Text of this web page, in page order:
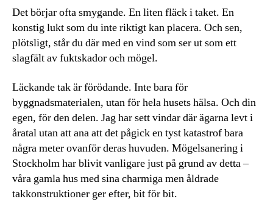
Det börjar ofta smygande. En liten fläck i taket. En
konstig lukt som du inte riktigt kan placera. Och sen,
plötsligt, står du där med en vind som ser ut som ett
slagfält av fuktskador och mögel.
Läckande tak är förödande. Inte bara för
byggnadsmaterialen, utan för hela husets hälsa. Och din
egen, för den delen. Jag har sett vindar där ägarna levt i
åratal utan att ana att det pågick en tyst katastrof bara
några meter ovanför deras huvuden. Mögelsanering i
Stockholm har blivit vanligare just på grund av detta –
våra gamla hus med sina charmiga men åldrade
takkonstruktioner ger efter, bit för bit.